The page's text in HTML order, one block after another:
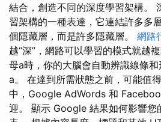
結合，創造不同的深度學習架構。
習架構的一種表達，它連結許多多
個隱藏層，而是許多隱藏層。 網路
越“深”，網路可以學習的模式就越
母a時，你的大腦會自動辨識線條
a。 在達到所需狀態之前，可能值
中，Google AdWords 和
迎。 顯示 Google 結果如何影響您